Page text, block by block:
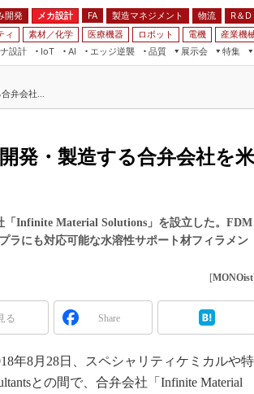
開発 メカ設計 FA 製造マネジメント 物流 R＆D
ィ 素材／化学 医療機器 ロボット 電機 産業機
設計
IoT
AI
エッジ逆襲 品質
展示会
JIMTOF
IIFES
TECHNO-FRONTIER
EdgeTech+
日本ものづくりワールド
AUTOMOTIVE WORLD
産業オープンネット展
特集
VR／AR
フィールドサービス
組み込み画像技術
組み込みモデリング
ISO26262
3Dプリンタ
モビリティ
弁会社...
発・製造する合弁会社を米
「Infinite Material Solutions」を設立した。FDM
ラにも対応可能な水溶性サポート材フィラメン
[MONOist]
る Share
年8月28日、スペシャリティケミカルや特
との間で、合弁会社「Infinite Material